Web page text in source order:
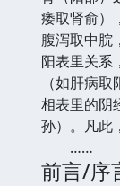
痿取肾俞）
腹泻取中脘
阳表里关系
（如肝病
相表里的阴
孙）。凡此
……
前言/序